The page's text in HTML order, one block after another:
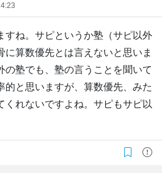
すね。サピというか塾（サピ以外
に算数優先とは言えないと思いま
の塾でも、塾の言うことを聞いて
的と思いますが、算数優先、みた
くれないですよね。サピもサピ以